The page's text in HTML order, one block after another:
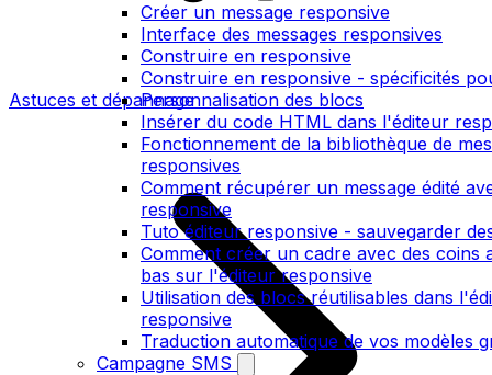
Créer un message responsive
Interface des messages responsives
Construire en responsive
Construire en responsive - spécificités
Personnalisation des blocs
Insérer du code HTML dans l'éditeur
Fonctionnement de la bibliothèque de
responsives
Comment récupérer un message édité
responsive
Tuto éditeur responsive - sauvegarder
Comment créer un cadre avec des coins
bas sur l'éditeur responsive
Utilisation des blocs réutilisables dans
responsive
Traduction automatique de vos modèles
Campagne SMS
Astuces et dépannage